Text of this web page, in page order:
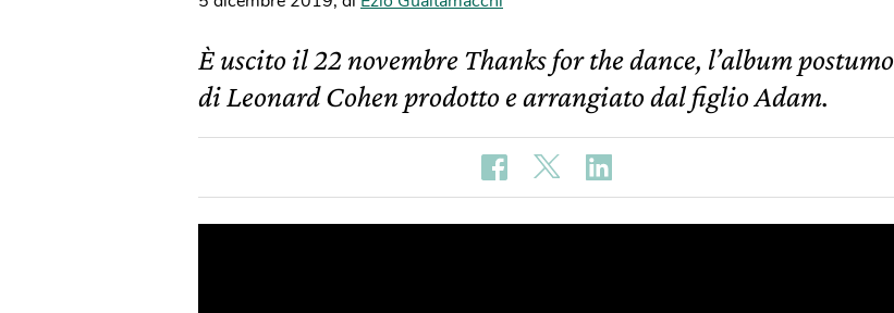
È uscito il 22 novembre Thanks for the dance, l’album postumo
di Leonard Cohen prodotto e arrangiato dal figlio Adam.